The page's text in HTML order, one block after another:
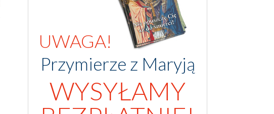
UWAGA!
Przymierze z Maryją
WYSYŁAMY